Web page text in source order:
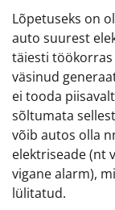
Lõpetuseks on
auto suurest
täiesti töökorras
väsinud
ei tooda
sõltumata
võib autos olla
elektriseade (nt
vigane alarm),
lülitatud.